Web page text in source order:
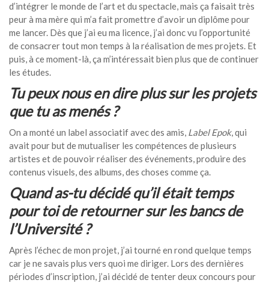
d’intégrer le monde de l’art et du spectacle, mais ça faisait très
peur à ma mère qui m’a fait promettre d’avoir un diplôme pour
me lancer. Dès que j’ai eu ma licence, j’ai donc vu l’opportunité
de consacrer tout mon temps à la réalisation de mes projets. Et
puis, à ce moment-là, ça m’intéressait bien plus que de continuer
les études.
Tu peux nous en dire plus sur les projets
que tu as menés ?
On a monté un label associatif avec des amis, Label Epok, qui
avait pour but de mutualiser les compétences de plusieurs
artistes et de pouvoir réaliser des événements, produire des
contenus visuels, des albums, des choses comme ça.
Quand as-tu décidé qu’il était temps
pour toi de retourner sur les bancs de
l’Université ?
Après l’échec de mon projet, j’ai tourné en rond quelque temps
car je ne savais plus vers quoi me diriger. Lors des dernières
périodes d’inscription, j’ai décidé de tenter deux concours pour